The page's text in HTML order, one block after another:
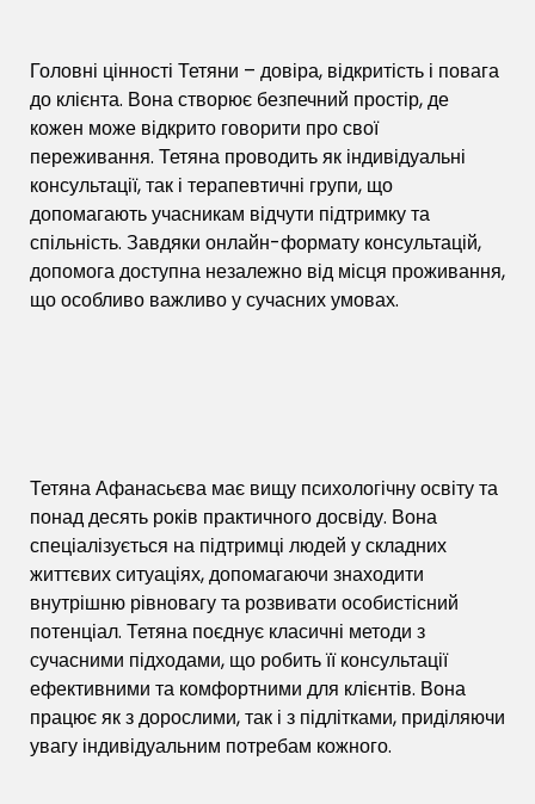
Тетяна Афанасьєва має вищу психологічну освіту та
понад десять років практичного досвіду. Вона
спеціалізується на підтримці людей у складних
життєвих ситуаціях, допомагаючи знаходити
внутрішню рівновагу та розвивати особистісний
потенціал. Тетяна поєднує класичні методи з
сучасними підходами, що робить її консультації
ефективними та комфортними для клієнтів. Вона
працює як з дорослими, так і з підлітками, приділяючи
увагу індивідуальним потребам кожного.
Головні цінності Тетяни – довіра, відкритість і повага
до клієнта. Вона створює безпечний простір, де
кожен може відкрито говорити про свої
переживання. Тетяна проводить як індивідуальні
консультації, так і терапевтичні групи, що
допомагають учасникам відчути підтримку та
спільність. Завдяки онлайн-формату консультацій,
допомога доступна незалежно від місця проживання,
що особливо важливо у сучасних умовах.